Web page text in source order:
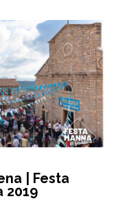
| Festa
2019